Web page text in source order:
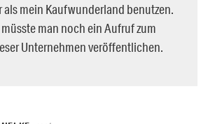
als mein Kaufwunderland benutzen.
man noch ein Aufruf zum
Unternehmen veröffentlichen.